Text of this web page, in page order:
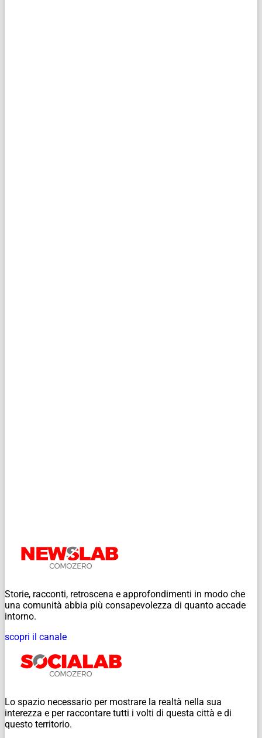
Storie, racconti, retroscena e approfondimenti in modo che
una comunità abbia più consapevolezza di quanto accade
intorno.
scopri il canale
Lo spazio necessario per mostrare la realtà nella sua
interezza e per raccontare tutti i volti di questa città e di
questo territorio.